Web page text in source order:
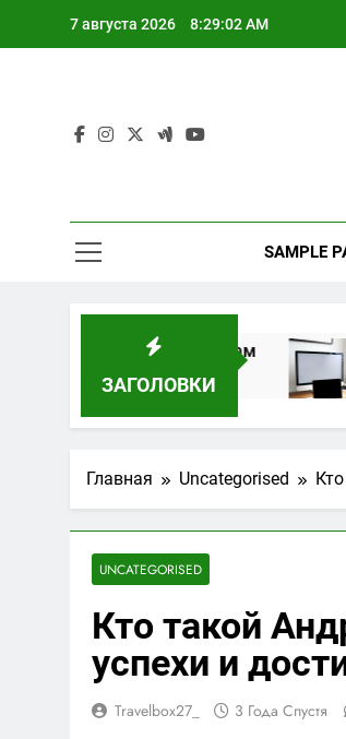
7 августа 2026 8:29:02 AM
SAMPLE
ЗАГОЛОВКИ
маршрутам
1
Главная Uncategorised
UNCATEGORISED
Кто такой
успехи и
Travelbox27_ 3 Года Спустя